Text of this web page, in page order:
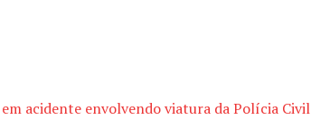
acidente envolvendo viatura da Polícia Civil